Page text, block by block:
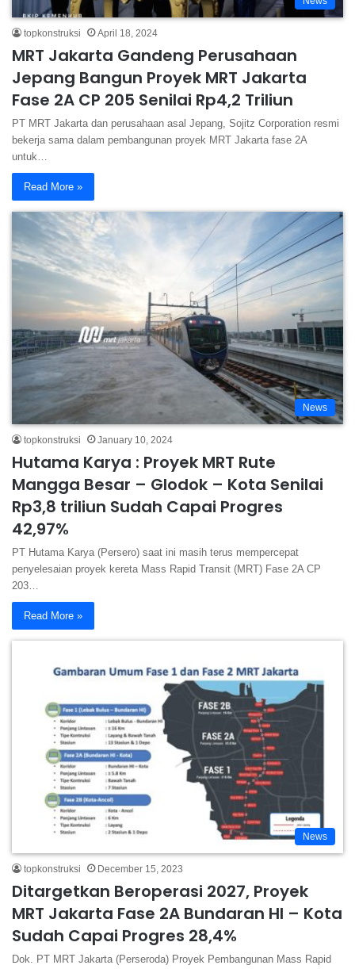
topkonstruksi April 18, 2024
MRT Jakarta Gandeng Perusahaan
Jepang Bangun Proyek MRT Jakarta
Fase 2A CP 205 Senilai Rp4,2 Triliun
PT MRT Jakarta dan perusahaan asal Jepang, Sojitz Corporation resmi
bekerja sama dalam pembangunan proyek MRT Jakarta fase 2A
untuk…
Read More »
News
topkonstruksi January 10, 2024
Hutama Karya : Proyek MRT Rute
Mangga Besar – Glodok – Kota Senilai
Rp3,8 triliun Sudah Capai Progres
42,97%
PT Hutama Karya (Persero) saat ini masih terus mempercepat
penyelesaian proyek kereta Mass Rapid Transit (MRT) Fase 2A CP
203…
Read More »
News
topkonstruksi December 15, 2023
Ditargetkan Beroperasi 2027, Proyek
MRT Jakarta Fase 2A Bundaran HI – Kota
Sudah Capai Progres 28,4%
Dok. PT MRT Jakarta (Perseroda) Proyek Pembangunan Mass Rapid